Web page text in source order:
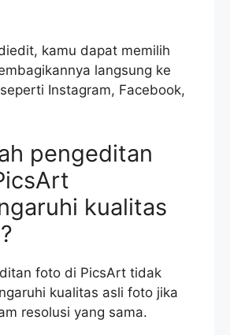
kamu dapat memilih
langsung ke
Instagram, Facebook,
pengeditan
kualitas
foto di PicsArt tidak
kualitas asli foto jika
resolusi yang sama.